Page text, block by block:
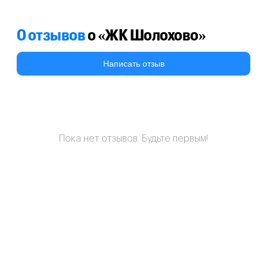
0 отзывово «ЖК Шолохово»
Написать отзыв
Пока нет отзывов. Будьте первым!